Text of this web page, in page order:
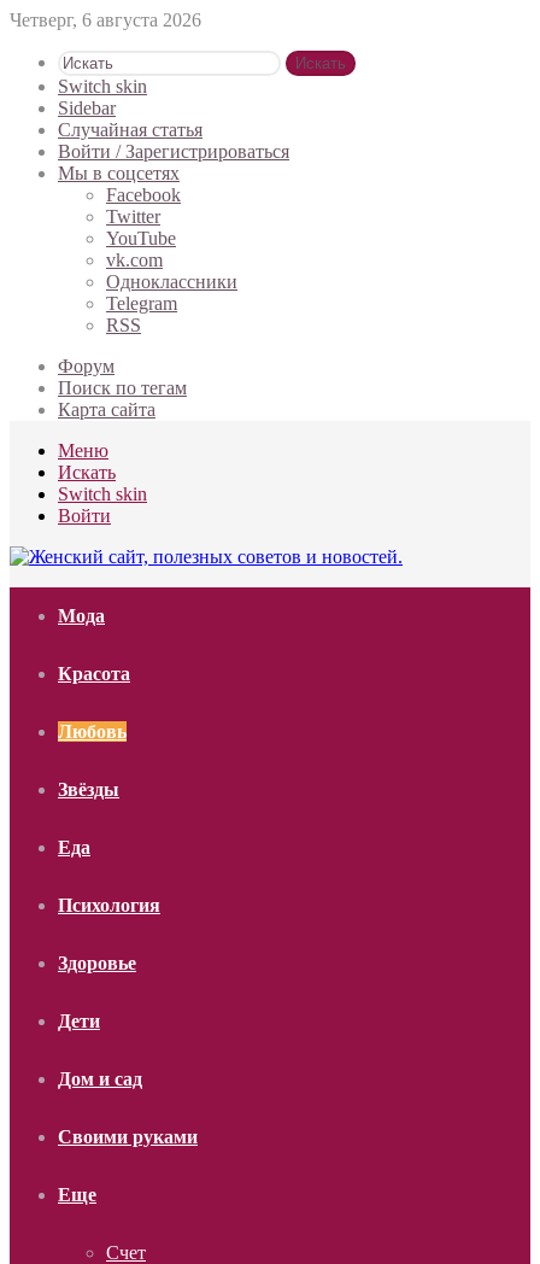
Четверг, 6 августа 2026
Искать
Switch skin
Sidebar
Случайная статья
Войти / Зарегистрироваться
Мы в соцсетях
Facebook
Twitter
YouTube
vk.com
Одноклассники
Telegram
RSS
Форум
Поиск по тегам
Карта сайта
Меню
Искать
Switch skin
Войти
Мода
Красота
Любовь
Звёзды
Еда
Психология
Здоровье
Дети
Дом и сад
Своими руками
Еще
Счет